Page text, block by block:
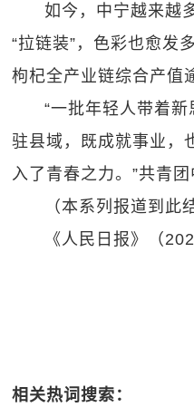
如今，中宁越来越
“拉链装”，色彩也愈发
枸杞全产业链综合产值
“一批年轻人带着
驻县域，既成就事业，
入了青春之力。”共青
（本系列报道到此
《人民日报》（
相关热词搜索：